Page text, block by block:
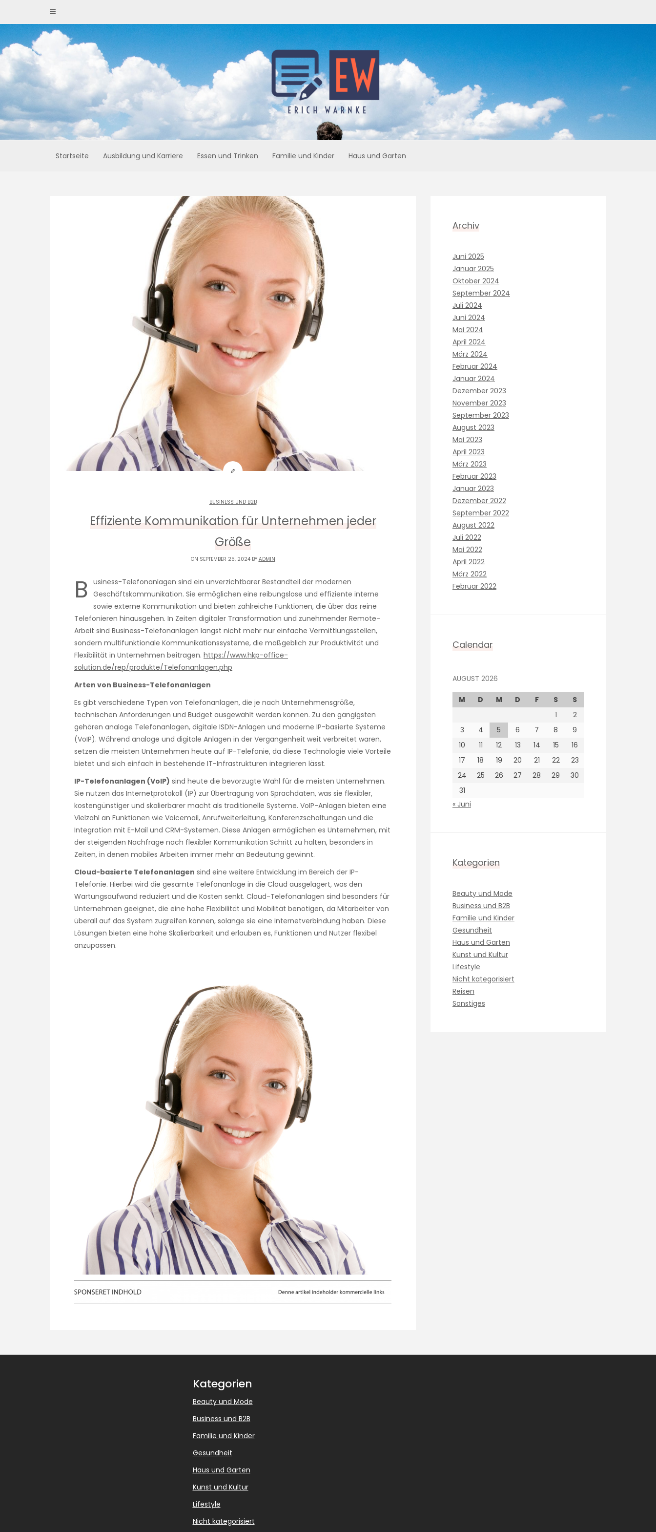
content
Startseite Ausbildung und Karriere Essen und Trinken Familie und Kinder Haus und Garten
BUSINESS UND B2B
Effiziente Kommunikation für Unternehmen jeder
Größe
ON SEPTEMBER 25, 2024 BY ADMIN
B usiness-Telefonanlagen sind ein unverzichtbarer Bestandteil der modernen
Geschäftskommunikation. Sie ermöglichen eine reibungslose und effiziente interne
sowie externe Kommunikation und bieten zahlreiche Funktionen, die über das reine
Telefonieren hinausgehen. In Zeiten digitaler Transformation und zunehmender Remote-
Arbeit sind Business-Telefonanlagen längst nicht mehr nur einfache Vermittlungsstellen,
sondern multifunktionale Kommunikationssysteme, die maßgeblich zur Produktivität und
Flexibilität in Unternehmen beitragen. https://www.hkp-office-
solution.de/rep/produkte/Telefonanlagen.php
Arten von Business-Telefonanlagen
Es gibt verschiedene Typen von Telefonanlagen, die je nach Unternehmensgröße,
technischen Anforderungen und Budget ausgewählt werden können. Zu den gängigsten
gehören analoge Telefonanlagen, digitale ISDN-Anlagen und moderne IP-basierte Systeme
(VoIP). Während analoge und digitale Anlagen in der Vergangenheit weit verbreitet waren,
setzen die meisten Unternehmen heute auf IP-Telefonie, da diese Technologie viele Vorteile
bietet und sich einfach in bestehende IT-Infrastrukturen integrieren lässt.
IP-Telefonanlagen (VoIP) sind heute die bevorzugte Wahl für die meisten Unternehmen.
Sie nutzen das Internetprotokoll (IP) zur Übertragung von Sprachdaten, was sie flexibler,
kostengünstiger und skalierbarer macht als traditionelle Systeme. VoIP-Anlagen bieten eine
Vielzahl an Funktionen wie Voicemail, Anrufweiterleitung, Konferenzschaltungen und die
Integration mit E-Mail und CRM-Systemen. Diese Anlagen ermöglichen es Unternehmen, mit
der steigenden Nachfrage nach flexibler Kommunikation Schritt zu halten, besonders in
Zeiten, in denen mobiles Arbeiten immer mehr an Bedeutung gewinnt.
Cloud-basierte Telefonanlagen sind eine weitere Entwicklung im Bereich der IP-
Telefonie. Hierbei wird die gesamte Telefonanlage in die Cloud ausgelagert, was den
Wartungsaufwand reduziert und die Kosten senkt. Cloud-Telefonanlagen sind besonders für
Unternehmen geeignet, die eine hohe Flexibilität und Mobilität benötigen, da Mitarbeiter von
überall auf das System zugreifen können, solange sie eine Internetverbindung haben. Diese
Lösungen bieten eine hohe Skalierbarkeit und erlauben es, Funktionen und Nutzer flexibel
anzupassen.
Archiv
Juni 2025
Januar 2025
Oktober 2024
September 2024
Juli 2024
Juni 2024
Mai 2024
April 2024
März 2024
Februar 2024
Januar 2024
Dezember 2023
November 2023
September 2023
August 2023
Mai 2023
April 2023
März 2023
Februar 2023
Januar 2023
Dezember 2022
September 2022
August 2022
Juli 2022
Mai 2022
April 2022
März 2022
Februar 2022
Calendar
AUGUST 2026
M D M D F S
S
1
2
3
4 5 6 7 8
9
10
11 12 13 14 15
16
17
18 19 20 21 22
23
24
25 26 27 28 29
30
31
« Juni
Kategorien
Beauty und Mode
Business und B2B
Familie und Kinder
Gesundheit
Haus und Garten
Kunst und Kultur
Lifestyle
Nicht kategorisiert
Reisen
Sonstiges
Kategorien
Beauty und Mode
Business und B2B
Familie und Kinder
Gesundheit
Haus und Garten
Kunst und Kultur
Lifestyle
Nicht kategorisiert